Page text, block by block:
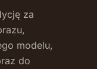
za
modelu,
do